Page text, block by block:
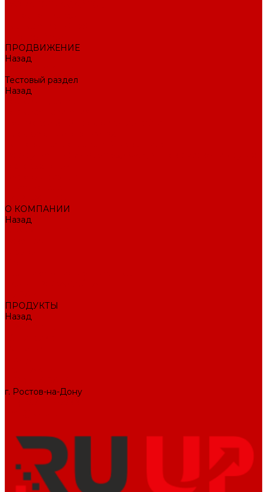
ПРОДВИЖЕНИЕ
Назад
Тестовый раздел
Назад
О КОМПАНИИ
Назад
ПРОДУКТЫ
Назад
г. Ростов-на-Дону